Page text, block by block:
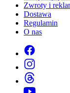
Zwroty i
Dostawa
Regulamin
O nas